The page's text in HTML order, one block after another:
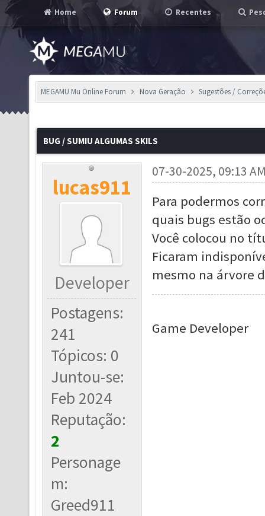
Home Forum Recentes
MEGAMU Mu Online Forum Nova Geração Sugestões /
BUG / SUMIU ALGUMAS SKILS
lucas911
Developer
Postagens:
241
Tópicos: 0
Juntou-se:
Feb 2024
Reputação:
2
Personage
m:
Greed911
07-30-2025, 09:13
Para podermos
quais bugs estão
Você colocou no
Ficaram
mesmo na árvore
Game Developer